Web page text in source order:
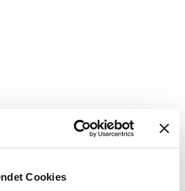
Cookies